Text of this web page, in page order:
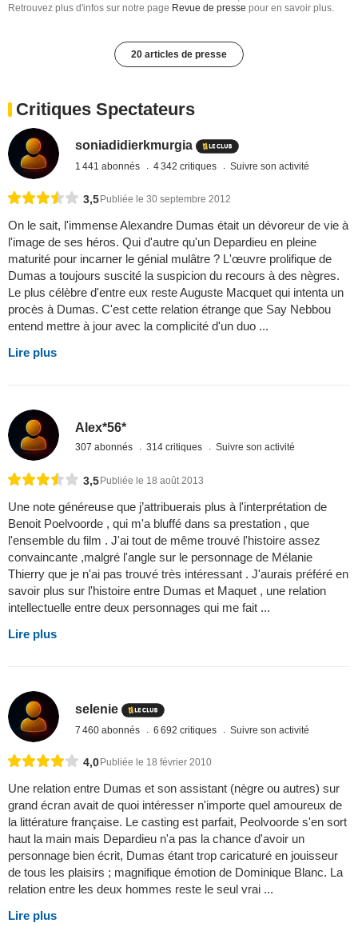
Retrouvez plus d'infos sur notre page Revue de presse pour en savoir plus.
20 articles de presse
Critiques Spectateurs
soniadidierkmurgia
1 441 abonnés 4 342 critiques Suivre son activité
3,5Publiée le 30 septembre 2012
On le sait, l'immense Alexandre Dumas était un dévoreur de vie à
l'image de ses héros. Qui d'autre qu'un Depardieu en pleine
maturité pour incarner le génial mulâtre ? L'œuvre prolifique de
Dumas a toujours suscité la suspicion du recours à des nègres.
Le plus célèbre d'entre eux reste Auguste Macquet qui intenta un
procès à Dumas. C'est cette relation étrange que Say Nebbou
entend mettre à jour avec la complicité d'un duo ...
Lire plus
Alex*56*
307 abonnés 314 critiques Suivre son activité
3,5 Publiée le 18 août 2013
Une note généreuse que j’attribuerais plus à l'interprétation de
Benoit Poelvoorde , qui m'a bluffé dans sa prestation , que
l'ensemble du film . J'ai tout de même trouvé l'histoire assez
convaincante ,malgré l'angle sur le personnage de Mélanie
Thierry que je n'ai pas trouvé très intéressant . J'aurais préféré en
savoir plus sur l'histoire entre Dumas et Maquet , une relation
intellectuelle entre deux personnages qui me fait ...
Lire plus
selenie
7 460 abonnés 6 692 critiques Suivre son activité
4,0 Publiée le 18 février 2010
Une relation entre Dumas et son assistant (nègre ou autres) sur
grand écran avait de quoi intéresser n'importe quel amoureux de
la littérature française. Le casting est parfait, Peolvoorde s'en sort
haut la main mais Depardieu n'a pas la chance d'avoir un
personnage bien écrit, Dumas étant trop caricaturé en jouisseur
de tous les plaisirs ; magnifique émotion de Dominique Blanc. La
relation entre les deux hommes reste le seul vrai ...
Lire plus